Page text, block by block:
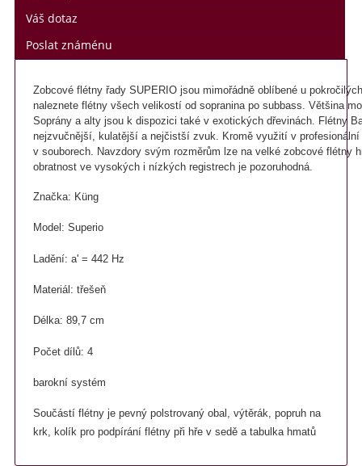
Váš dotaz
Poslat známénu
Zobcové flétny řady SUPERIO jsou mimořádně oblíbené u
naleznete flétny všech velikostí od sopranina po subbass. Většina
Soprány a alty jsou k dispozici také v exotických dřevinách. Flétny
nejzvučnější, kulatější a nejčistší zvuk. Kromě využití v
v souborech. Navzdory svým rozměrům lze na velké zobcové flétny
obratnost ve vysokých i nízkých registrech je pozoruhodná.
Značka: Küng
Model: Superio
Ladění: a' = 442 Hz
Materiál: třešeň
Délka: 89,7 cm
Počet dílů: 4
barokní systém
Součástí flétny je pevný polstrovaný obal, výtěrák, popruh na
krk, kolík pro podpírání flétny při hře v sedě a tabulka hmatů